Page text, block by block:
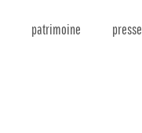
patrimoine presse